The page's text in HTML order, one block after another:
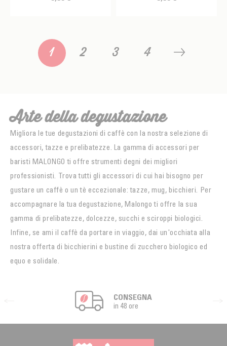
1 2 3 4
Arte della degustazione
Migliora le tue degustazioni di caffè con la nostra selezione di
accessori, tazze e prelibatezze. La gamma di accessori per
baristi MALONGO ti offre strumenti degni dei migliori
professionisti. Trova tutti gli accessori di cui hai bisogno per
gustare un caffè o un tè eccezionale: tazze, mug, bicchieri. Per
accompagnare la tua degustazione, Malongo ti offre la sua
gamma di prelibatezze, dolcezze, succhi e sciroppi biologici.
Infine, se ami il caffè da portare in viaggio, dai un'occhiata alla
nostra offerta di bicchierini e bustine di zucchero biologico ed
equo e solidale.
CONSEGNA
in 48 ore